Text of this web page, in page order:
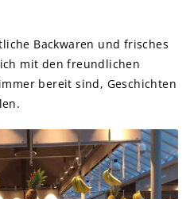
Backwaren und frisches
mit den freundlichen
bereit sind, Geschichten